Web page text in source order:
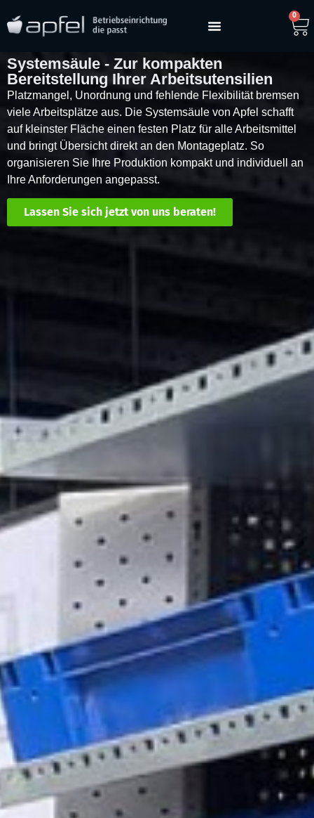
0
Systemsäule - Zur kompakten
Bereitstellung Ihrer Arbeitsutensilien
Platzmangel, Unordnung und fehlende Flexibilität bremsen
viele Arbeitsplätze aus. Die Systemsäule von Apfel schafft
auf kleinster Fläche einen festen Platz für alle Arbeitsmittel
und bringt Übersicht direkt an den Montageplatz. So
organisieren Sie Ihre Produktion kompakt und individuell an
Ihre Anforderungen angepasst.
Lassen Sie sich jetzt von uns beraten!